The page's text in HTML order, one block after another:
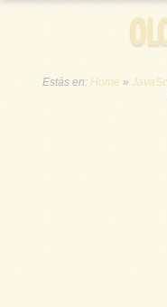
Estás en: Home»